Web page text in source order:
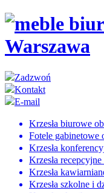
Zadzwoń
Kontakt
E-mail
Krzesła biurowe
Fotele gabinetowe
Krzesła
Krzesła
Krzesła
Krzesła szkolne i